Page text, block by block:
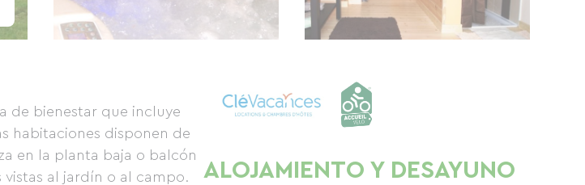
de bienestar que incluye
habitaciones disponen de
en la planta baja o balcón
al jardín o al campo.
ALOJAMIENTO Y DESAYUNO